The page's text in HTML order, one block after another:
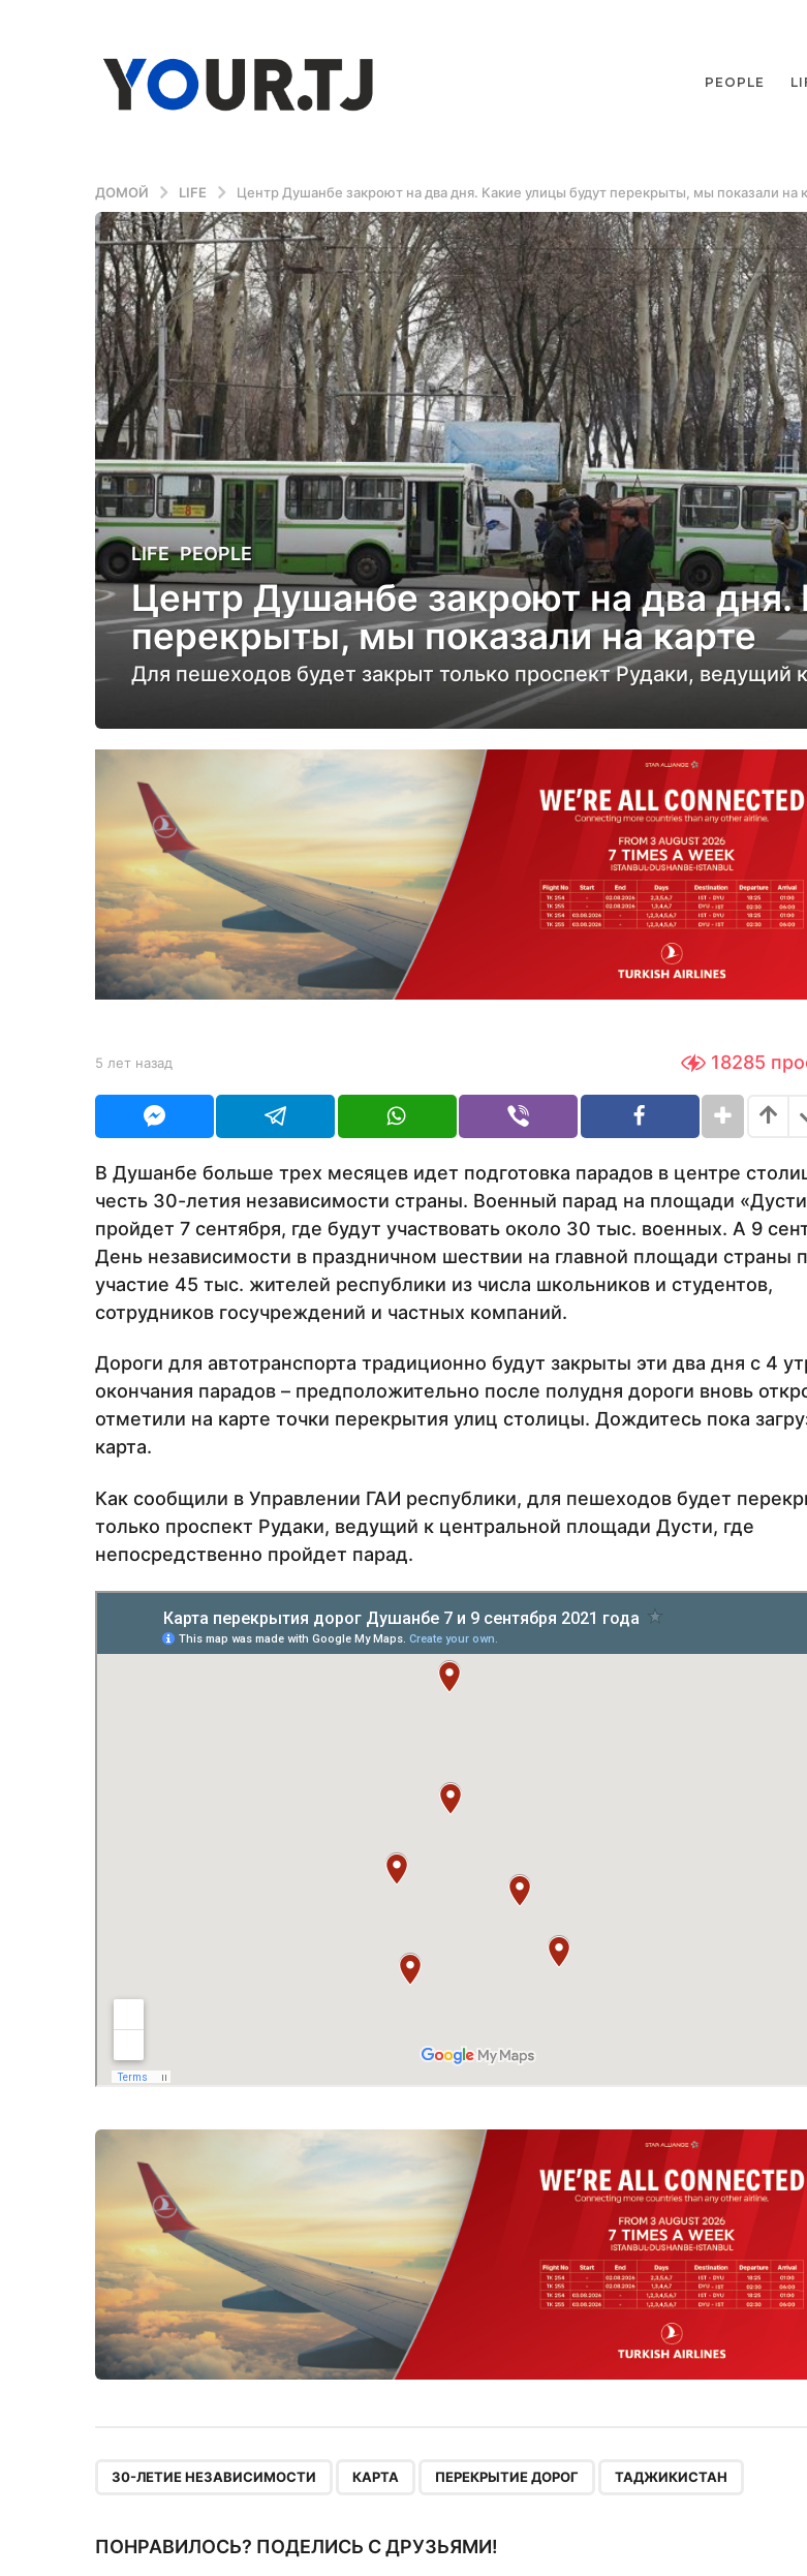
PEOPLE
ДОМОЙ LIFE Центр Душанбе закроют на два дня. Какие улицы будут перекрыты, мы показали на
5
л
е
т
а
5
л
т
н
а
з
а
LIFE ,PEOPLE
Центр Душанбе закроют на два дня.
перекрыты, мы показали на карте
Для пешеходов будет закрыт только проспект Рудаки, ведущий
b
Y
U
5 лет назад
н
з
а
д
18285
В Душанбе больше трех месяцев идет подготовка парадов в центре
честь 30-летия независимости страны. Военный парад на площади
пройдет 7 сентября, где будут участвовать около 30 тыс. военных. А 9
День независимости в праздничном шествии на главной площади страны
участие 45 тыс. жителей республики из числа школьников и студентов,
сотрудников госучреждений и частных компаний.
Дороги для автотранспорта традиционно будут закрыты эти два дня с 4
окончания парадов – предположительно после полудня дороги вновь
отметили на карте точки перекрытия улиц столицы. Дождитесь пока
карта.
Как сообщили в Управлении ГАИ республики, для пешеходов будет
только проспект Рудаки, ведущий к центральной площади Дусти, где
непосредственно пройдет парад.
30-ЛЕТИЕ НЕЗАВИСИМОСТИ КАРТА ПЕРЕКРЫТИЕ ДОРОГ ТАДЖИКИСТАН
ПОНРАВИЛОСЬ? ПОДЕЛИСЬ С ДРУЗЬЯМИ!